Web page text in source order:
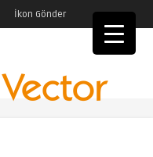
İkon Gönder